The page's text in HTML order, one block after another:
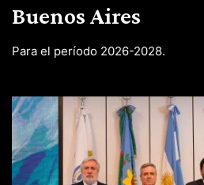
Buenos Aires
Para el período 2026-2028.